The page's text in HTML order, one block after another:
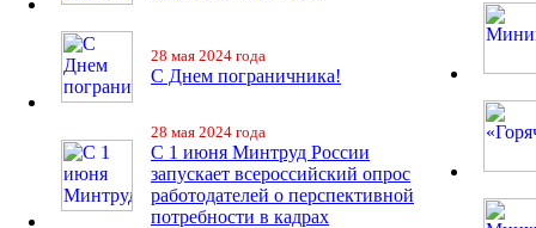
28 мая 2024 года
С Днем пограничника!
28 мая 2024 года
С 1 июня Минтруд России
запускает всероссийский опрос
работодателей о перспективной
потребности в кадрах